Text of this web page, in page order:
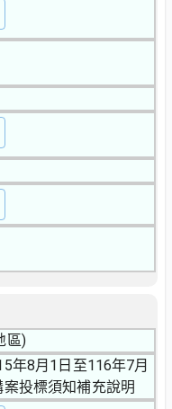
區)
年8月1日至116年7月
投標須知補充說明